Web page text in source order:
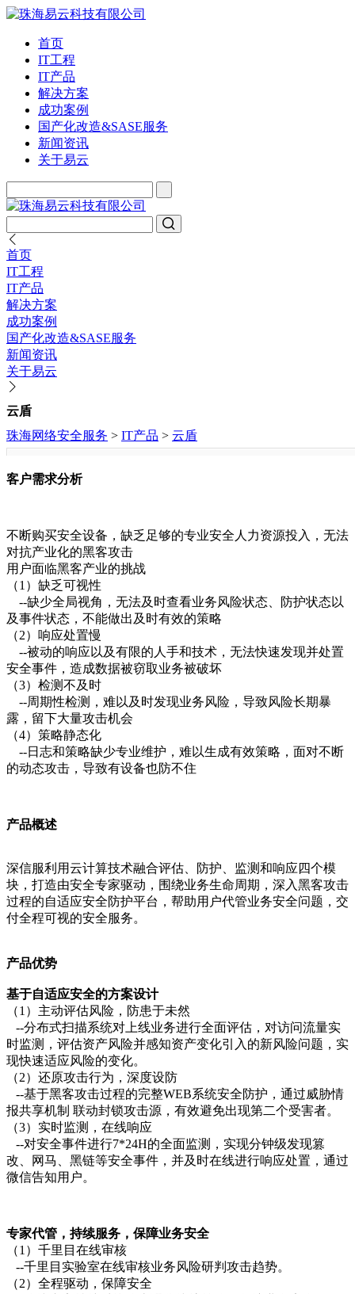
首页
IT工程
IT产品
解决方案
成功案例
国产化改造&SASE服务
新闻资讯
关于易云
首页
IT工程
IT产品
解决方案
成功案例
国产化改造&SASE服务
新闻资讯
关于易云
云盾
珠海网络安全服务 > IT产品 > 云盾
客户需求分析
不断购买安全设备，缺乏足够的专业安全人力资源投入，无法
对抗产业化的黑客攻击
用户面临黑客产业的挑战
（1）缺乏可视性
--缺少全局视角，无法及时查看业务风险状态、防护状态以
及事件状态，不能做出及时有效的策略
（2）响应处置慢
--被动的响应以及有限的人手和技术，无法快速发现并处置
安全事件，造成数据被窃取业务被破坏
（3）检测不及时
--周期性检测，难以及时发现业务风险，导致风险长期暴
露，留下大量攻击机会
（4）策略静态化
--日志和策略缺少专业维护，难以生成有效策略，面对不断
的动态攻击，导致有设备也防不住
产品概述
深信服利用云计算技术融合评估、防护、监测和响应四个模
块，打造由安全专家驱动，围绕业务生命周期，深入黑客攻击
过程的自适应安全防护平台，帮助用户代管业务安全问题，交
付全程可视的安全服务。
产品优势
基于自适应安全的方案设计
（1）主动评估风险，防患于未然
--分布式扫描系统对上线业务进行全面评估，对访问流量实
时监测，评估资产风险并感知资产变化引入的新风险问题，实
现快速适应风险的变化。
（2）还原攻击行为，深度设防
--基于黑客攻击过程的完整WEB系统安全防护，通过威胁情
报共享机制 联动封锁攻击源，有效避免出现第二个受害者。
（3）实时监测，在线响应
--对安全事件进行7*24H的全面监测，实现分钟级发现篡
改、网马、黑链等安全事件，并及时在线进行响应处置，通过
微信告知用户。
专家代管，持续服务，保障业务安全
（1）千里目在线审核
--千里目实验室在线审核业务风险研判攻击趋势。
（2）全程驱动，保障安全